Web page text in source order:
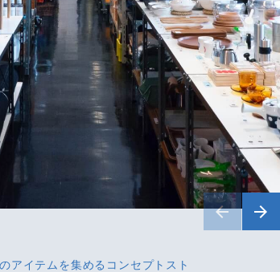
アイテムを集めるコンセプトスト